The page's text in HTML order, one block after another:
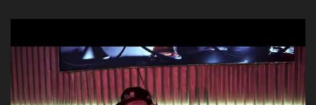
pa más pues hay charola les voy a dar hasta topar pues no hay de
otra Música Surcando bien mi camino voy por mi línea no veo a
los lados aquel que no corre vuela no se me duerm voy chicoteado
Ya pasé varias hazañas ya tienen rato que me agarran el colmillo